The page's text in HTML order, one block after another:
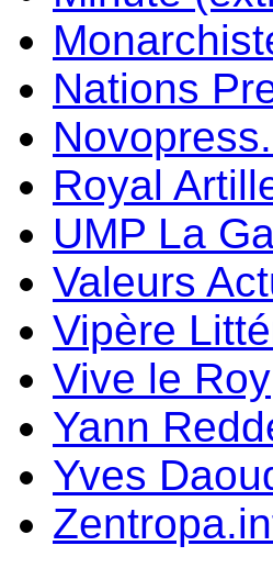
Nations
Royal
UMP La
Valeurs
Vipère
Vive le Roy
Yann
Yves